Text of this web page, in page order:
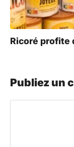
Ricoré profite
Publiez un